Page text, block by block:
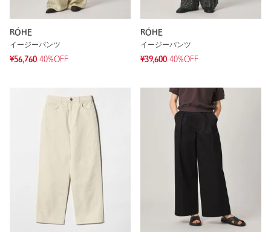
RÓHE
イージーパンツ
¥56,760 40%OFF
RÓHE
イージーパンツ
¥39,600 40%OFF